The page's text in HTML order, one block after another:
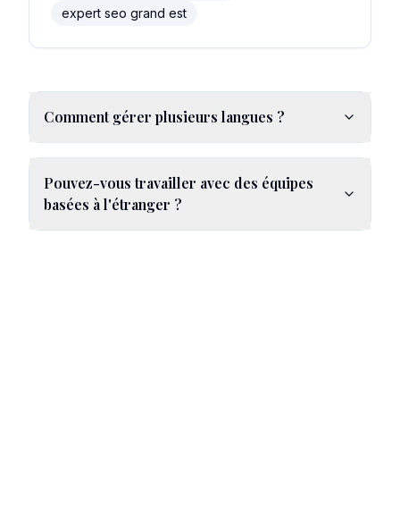
expert seo grand est
Comment gérer plusieurs langues ?
Pouvez-vous travailler avec des équipes
basées à l'étranger ?